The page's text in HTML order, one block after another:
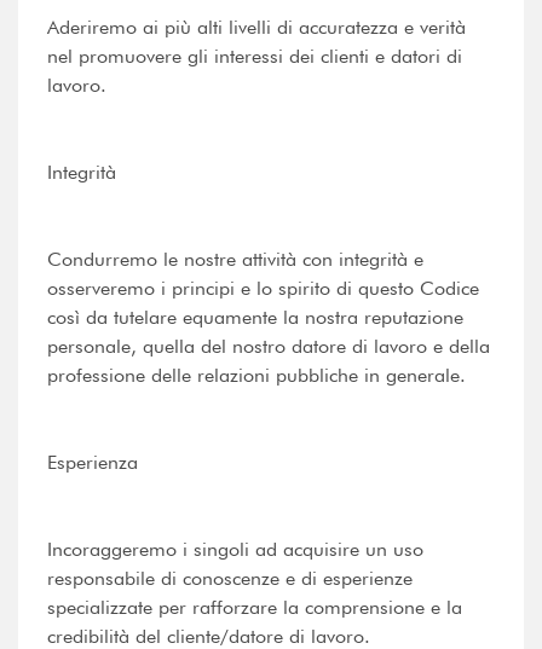
Aderiremo ai più alti livelli di accuratezza e verità
nel promuovere gli interessi dei clienti e datori di
lavoro.
Integrità
Condurremo le nostre attività con integrità e
osserveremo i principi e lo spirito di questo Codice
così da tutelare equamente la nostra reputazione
personale, quella del nostro datore di lavoro e della
professione delle relazioni pubbliche in generale.
Esperienza
Incoraggeremo i singoli ad acquisire un uso
responsabile di conoscenze e di esperienze
specializzate per rafforzare la comprensione e la
credibilità del cliente/datore di lavoro.